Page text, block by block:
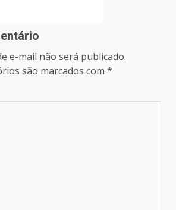
e-mail não será publicado.
são marcados com *